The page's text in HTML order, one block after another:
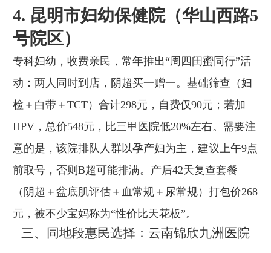
4. 昆明市妇幼保健院（华山西路5
号院区）
专科妇幼，收费亲民，常年推出“周四闺蜜同行”活
动：两人同时到店，阴超买一赠一。基础筛查（妇
检＋白带＋TCT）合计298元，自费仅90元；若加
HPV，总价548元，比三甲医院低20%左右。需要注
意的是，该院排队人群以孕产妇为主，建议上午9点
前取号，否则B超可能排满。产后42天复查套餐
（阴超＋盆底肌评估＋血常规＋尿常规）打包价268
元，被不少宝妈称为“性价比天花板”。
三、同地段惠民选择：云南锦欣九洲医院